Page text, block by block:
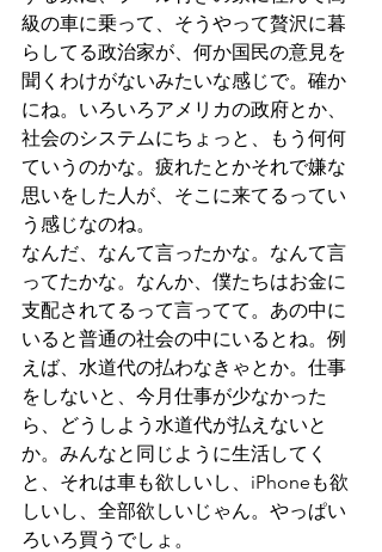
級の車に乗って、そうやって贅沢に暮
らしてる政治家が、何か国民の意見を
聞くわけがないみたいな感じで。確か
にね。いろいろアメリカの政府とか、
社会のシステムにちょっと、もう何何
ていうのかな。疲れたとかそれで嫌な
思いをした人が、そこに来てるってい
う感じなのね。
なんだ、なんて言ったかな。なんて言
ってたかな。なんか、僕たちはお金に
支配されてるって言ってて。あの中に
いると普通の社会の中にいるとね。例
えば、水道代の払わなきゃとか。仕事
をしないと、今月仕事が少なかった
ら、どうしよう水道代が払えないと
か。みんなと同じように生活してく
と、それは車も欲しいし、iPhoneも欲
しいし、全部欲しいじゃん。やっぱい
ろいろ買うでしょ。